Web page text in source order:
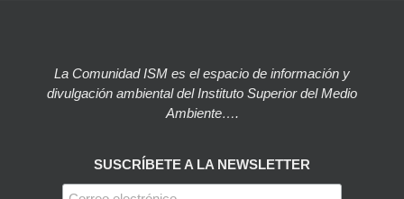
La Comunidad ISM es el espacio de información y
divulgación ambiental del Instituto Superior del Medio
Ambiente….
SUSCRÍBETE A LA NEWSLETTER